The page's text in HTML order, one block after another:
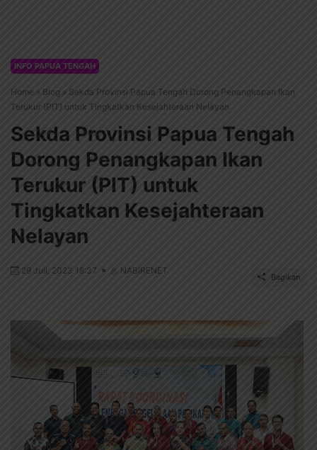
INFO PAPUA TENGAH
Home » Blog » Sekda Provinsi Papua Tengah Dorong Penangkapan Ikan
Terukur (PIT) untuk Tingkatkan Kesejahteraan Nelayan
Sekda Provinsi Papua Tengah
Dorong Penangkapan Ikan
Terukur (PIT) untuk
Tingkatkan Kesejahteraan
Nelayan
29 Juli, 2023 18:37 NABIRENET
Bagikan